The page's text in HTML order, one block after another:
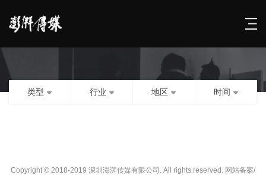
类型 行业 地区 时间
Copyright © 2018-2019 深圳澎湃传媒有限公司. All rights reserved. 网站备案/